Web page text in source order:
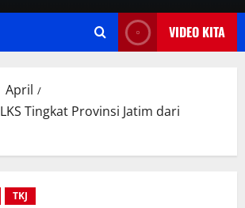
VIDEO KITA
April
Tingkat Provinsi Jatim dari
TKJ